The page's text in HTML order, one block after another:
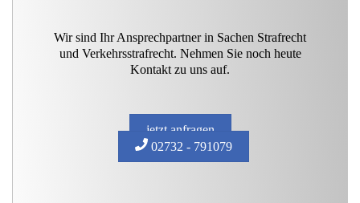
Wir sind Ihr Ansprechpartner in Sachen Strafrecht
und Verkehrsstrafrecht. Nehmen Sie noch heute
Kontakt zu uns auf.
jetzt anfragen
02732 - 791079